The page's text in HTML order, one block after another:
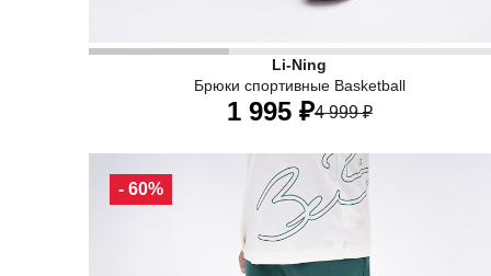
Li-Ning
Брюки спортивные Basketball
• Детские эластичные и дышащие спортивные
1 995 ₽4 999 ₽
150 160
- 60%